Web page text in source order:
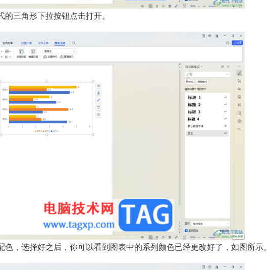
三角形下拉按钮点击打开。
，选择好之后，你可以看到图表中的系列颜色已经更改好了，如图所示